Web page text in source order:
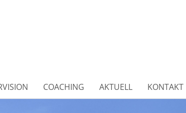
COACHING AKTUELL KONTAKT